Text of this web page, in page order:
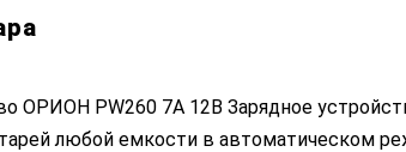
ОРИОН PW260 7А 12В Зарядное
любой емкости в автоматическом